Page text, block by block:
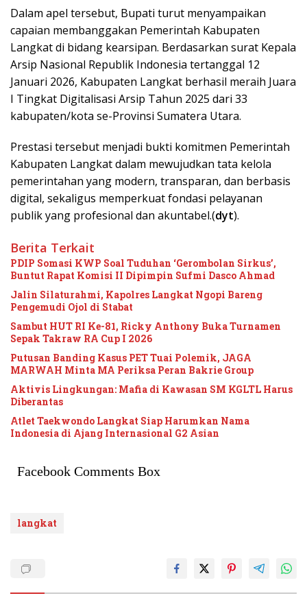
Dalam apel tersebut, Bupati turut menyampaikan
capaian membanggakan Pemerintah Kabupaten
Langkat di bidang kearsipan. Berdasarkan surat Kepala
Arsip Nasional Republik Indonesia tertanggal 12
Januari 2026, Kabupaten Langkat berhasil meraih Juara
I Tingkat Digitalisasi Arsip Tahun 2025 dari 33
kabupaten/kota se-Provinsi Sumatera Utara.
Prestasi tersebut menjadi bukti komitmen Pemerintah
Kabupaten Langkat dalam mewujudkan tata kelola
pemerintahan yang modern, transparan, dan berbasis
digital, sekaligus memperkuat fondasi pelayanan
publik yang profesional dan akuntabel.(dyt).
Berita Terkait
PDIP Somasi KWP Soal Tuduhan ‘Gerombolan Sirkus’,
Buntut Rapat Komisi II Dipimpin Sufmi Dasco Ahmad
Jalin Silaturahmi, Kapolres Langkat Ngopi Bareng
Pengemudi Ojol di Stabat
Sambut HUT RI Ke-81, Ricky Anthony Buka Turnamen
Sepak Takraw RA Cup I 2026
Putusan Banding Kasus PET Tuai Polemik, JAGA
MARWAH Minta MA Periksa Peran Bakrie Group
Aktivis Lingkungan: Mafia di Kawasan SM KGLTL Harus
Diberantas
Atlet Taekwondo Langkat Siap Harumkan Nama
Indonesia di Ajang Internasional G2 Asian
Facebook Comments Box
langkat